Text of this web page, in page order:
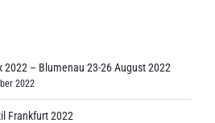
2022 – Blumenau 23-26 August 2022
2022
Frankfurt 2022